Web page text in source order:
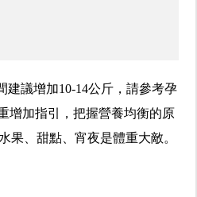
建議增加10-14公斤，請參考孕
增加指引，把握營養均衡的原
果、甜點、宵夜是體重大敵。